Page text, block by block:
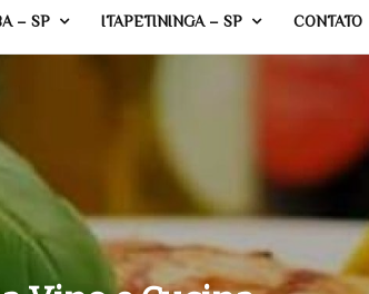
– SP ITAPETININGA – SP CONTATO